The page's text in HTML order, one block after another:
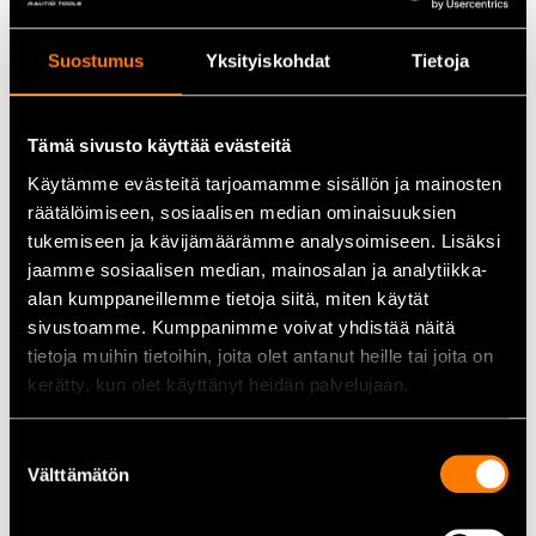
Suostumus Yksityiskohdat Tietoja
Tämä sivusto käyttää evästeitä
Käytämme evästeitä tarjoamamme sisällön ja mainosten
räätälöimiseen, sosiaalisen median ominaisuuksien
tukemiseen ja kävijämäärämme analysoimiseen. Lisäksi
jaamme sosiaalisen median, mainosalan ja analytiikka-
alan kumppaneillemme tietoja siitä, miten käytät
sivustoamme. Kumppanimme voivat yhdistää näitä
tietoja muihin tietoihin, joita olet antanut heille tai joita on
kerätty, kun olet käyttänyt heidän palvelujaan.
valinta
Välttämätön
Tekniset tiedot
Suurennus:
Linssin halkaisija:50 mm
Kehys:Metallia
Kahva:Ergonominen, liukumaton pehmustettu ote
Fokaalipituus:
90 mm
Huolto ja säilytys
Puhdista linssi säännöllisesti pehmeällä liinalla ja säilytä
suurennuslasi suojassa pölyltä ja lialta, jotta optinen laatu säilyy
pitkään.
laadukkaan optiikan, kestävän rakenteen ja ergonomisen